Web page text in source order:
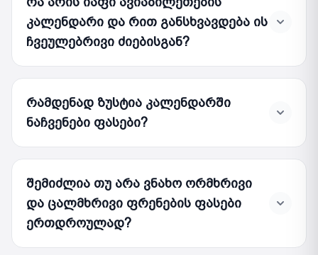
კალენდარი და რით განსხვავდება ის
ჩვეულებრივი ძიებისგან?
რამდენად ზუსტია კალენდარში
ნაჩვენები ფასები?
შემიძლია თუ არა ვნახო ორმხრივი
და ცალმხრივი ფრენების ფასები
ერთდროულად?